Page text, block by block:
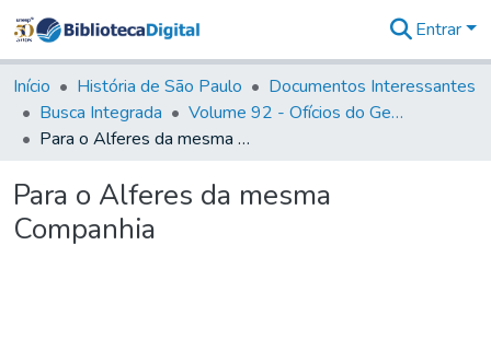
&
Coleções
Tudo na
Biblioteca
Estatísticas
Entrar
Início História de São Paulo
Documentos Interessantes
Busca Integrada
Volume 92 - Ofícios do General D. Luiz aos diversos funcionários da Capitania (1768- 1772)
Para o Alferes da mesma Companhia
Para o Alferes da mesma
Companhia